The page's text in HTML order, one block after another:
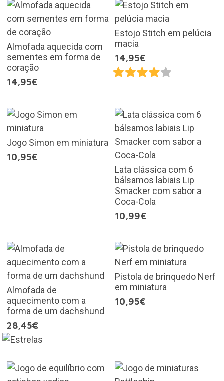
Almofada aquecida com
sementes em forma de
coração
14,95€
Estojo Stitch em pelúcia
macia
14,95€
Jogo Simon em miniatura
10,95€
Lata clássica com 6
bálsamos labiais Lip
Smacker com sabor a
Coca-Cola
10,99€
Almofada de
aquecimento com a
forma de um dachshund
28,45€
Pistola de brinquedo Nerf
em miniatura
10,95€